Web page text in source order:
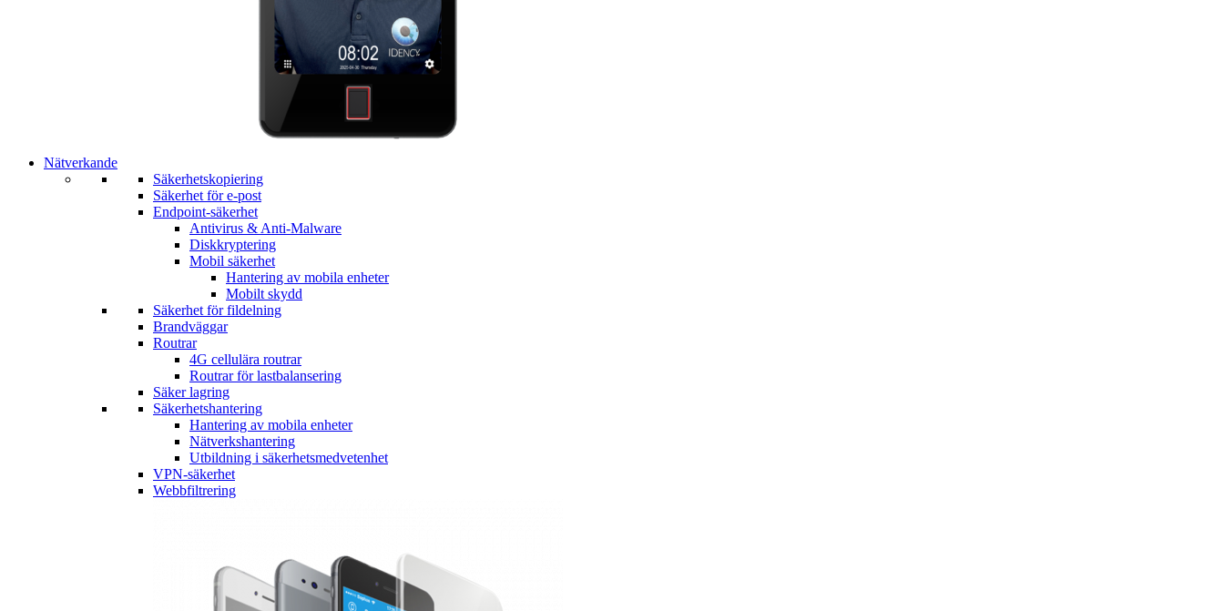
Nätverkande
Säkerhetskopiering
Säkerhet för e-post
Endpoint-säkerhet
Antivirus & Anti-Malware
Diskkryptering
Mobil säkerhet
Hantering av mobila enheter
Mobilt skydd
Säkerhet för fildelning
Brandväggar
Routrar
4G cellulära routrar
Routrar för lastbalansering
Säker lagring
Säkerhetshantering
Hantering av mobila enheter
Nätverkshantering
Utbildning i säkerhetsmedvetenhet
VPN-säkerhet
Webbfiltrering